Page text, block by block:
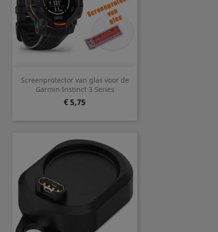
Screenprotector van glas voor de
Garmin Instinct 3 Series
Prijs
€ 5,75